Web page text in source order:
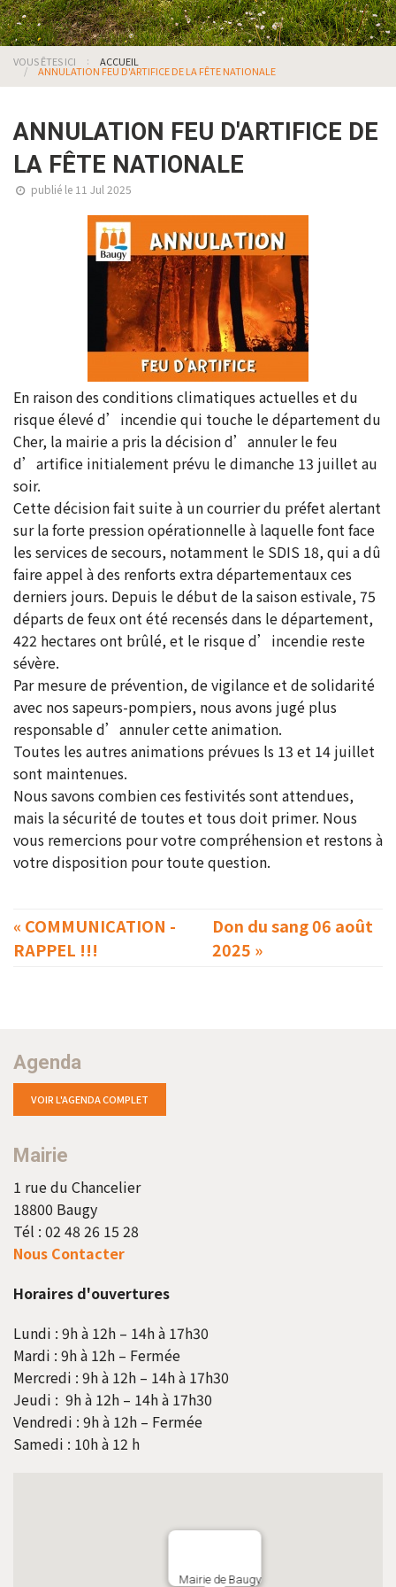
VOUS ÊTES ICI ACCUEIL
ANNULATION FEU D'ARTIFICE DE LA FÊTE NATIONALE
ANNULATION FEU D'ARTIFICE DE
LA FÊTE NATIONALE
publié le 11 Jul 2025
En raison des conditions climatiques actuelles et du
risque élevé d’incendie qui touche le département du
Cher, la mairie a pris la décision d’annuler le feu
d’artifice initialement prévu le dimanche 13 juillet au
soir.
Cette décision fait suite à un courrier du préfet alertant
sur la forte pression opérationnelle à laquelle font face
les services de secours, notamment le SDIS 18, qui a dû
faire appel à des renforts extra départementaux ces
derniers jours. Depuis le début de la saison estivale, 75
départs de feux ont été recensés dans le département,
422 hectares ont brûlé, et le risque d’incendie reste
sévère.
Par mesure de prévention, de vigilance et de solidarité
avec nos sapeurs-pompiers, nous avons jugé plus
responsable d’annuler cette animation.
Toutes les autres animations prévues ls 13 et 14 juillet
sont maintenues.
Nous savons combien ces festivités sont attendues,
mais la sécurité de toutes et tous doit primer. Nous
vous remercions pour votre compréhension et restons à
votre disposition pour toute question.
« COMMUNICATION -
RAPPEL !!!
Don du sang 06 août
2025 »
Agenda
VOIR L'AGENDA COMPLET
Mairie
1 rue du Chancelier
18800 Baugy
Tél : 02 48 26 15 28
Nous Contacter
Horaires d'ouvertures
Lundi : 9h à 12h – 14h à 17h30
Mardi : 9h à 12h – Fermée
Mercredi : 9h à 12h – 14h à 17h30
Jeudi : 9h à 12h – 14h à 17h30
Vendredi : 9h à 12h – Fermée
Samedi : 10h à 12 h
Mairie de Baugy